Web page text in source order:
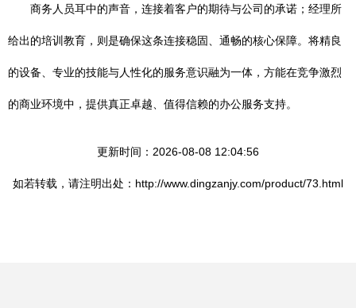
商务人员耳中的声音，连接着客户的期待与公司的承诺；经理所
给出的培训教育，则是确保这条连接稳固、通畅的核心保障。将精良
的设备、专业的技能与人性化的服务意识融为一体，方能在竞争激烈
的商业环境中，提供真正卓越、值得信赖的办公服务支持。
更新时间：2026-08-08 12:04:56
如若转载，请注明出处：http://www.dingzanjy.com/product/73.html